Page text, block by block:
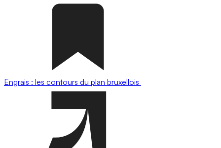
Engrais : les contours du plan bruxellois